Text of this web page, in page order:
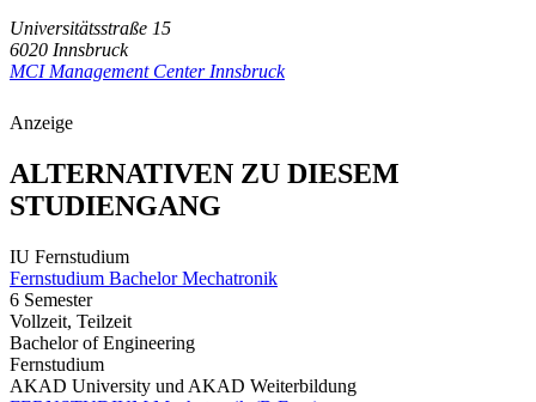
Universitätsstraße 15
6020 Innsbruck
MCI Management Center Innsbruck
Anzeige
ALTERNATIVEN ZU DIESEM
STUDIENGANG
IU Fernstudium
Fernstudium Bachelor Mechatronik
6 Semester
Vollzeit, Teilzeit
Bachelor of Engineering
Fernstudium
AKAD University und AKAD Weiterbildung